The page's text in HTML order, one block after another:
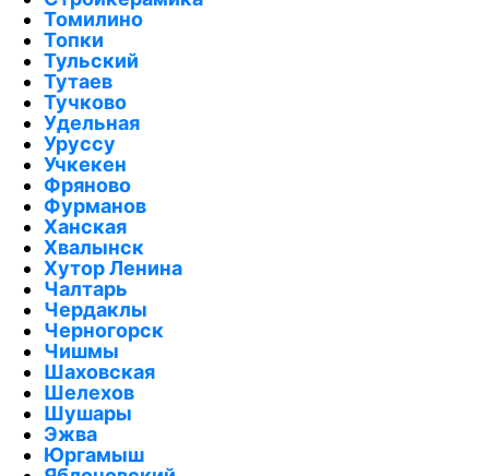
Томилино
Топки
Тульский
Тутаев
Тучково
Удельная
Уруссу
Учкекен
Фряново
Фурманов
Ханская
Хвалынск
Хутор Ленина
Чалтарь
Чердаклы
Черногорск
Чишмы
Шаховская
Шелехов
Шушары
Эжва
Юргамыш